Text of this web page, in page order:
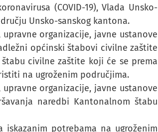
(COVID-19), Vlada Unsko-
Unsko-sanskog kantona.
organizacije, javne ustanove
općinski štabovi civilne zaštite
civilne zaštite koji će se prema
na ugroženim područjima.
organizacije, javne ustanove
naredbi Kantonalnom štabu
potrebama na ugroženim